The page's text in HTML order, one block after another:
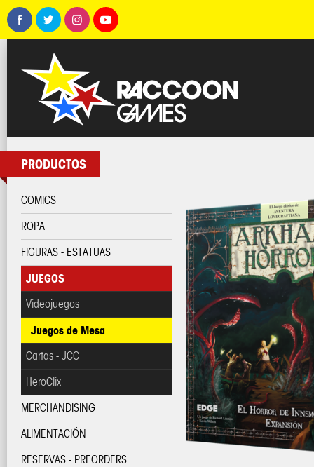
PRODUCTOS
COMICS
ROPA
FIGURAS - ESTATUAS
JUEGOS
Videojuegos
Juegos de Mesa
Cartas - JCC
HeroClix
MERCHANDISING
ALIMENTACIÓN
RESERVAS - PREORDERS